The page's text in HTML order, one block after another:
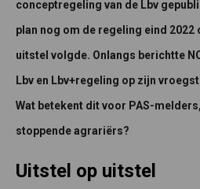
conceptregeling van de Lbv
plan nog om de regeling eind
uitstel volgde. Onlangs berichtte
Lbv en Lbv+regeling op zijn
Wat betekent dit voor PAS-
stoppende agrariërs?
Uitstel op uitstel